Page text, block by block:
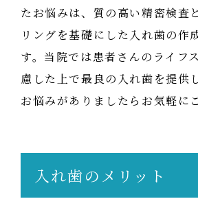
たお悩みは、質の高い精密検査
リングを基礎にした入れ歯の作
す。当院では患者さんのライフ
慮した上で最良の入れ歯を提供
お悩みがありましたらお気軽に
入れ歯のメリット